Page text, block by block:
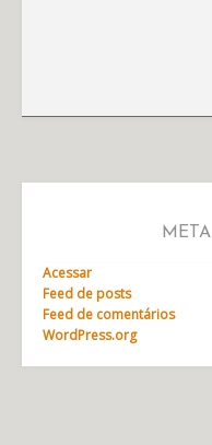
META
Acessar
Feed de posts
Feed de comentários
WordPress.org